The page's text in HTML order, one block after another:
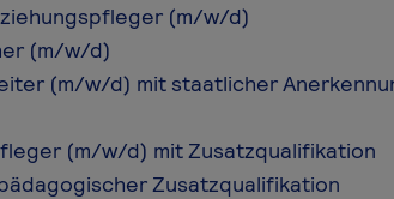
(m/w/d)
(m/w/d)
(m/w/d) mit staatlicher
(m/w/d) mit Zusatzqualifikation
Zusatzqualifikation